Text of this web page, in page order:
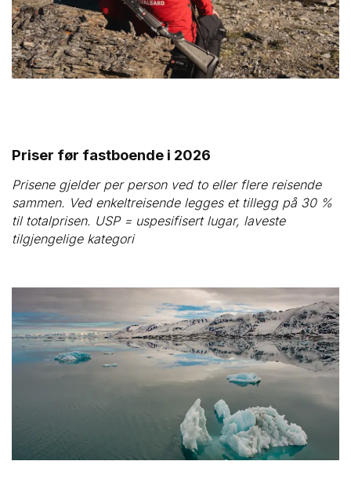
Priser før fastboende i 2026
Prisene gjelder per person ved to eller flere reisende
sammen. Ved enkeltreisende legges et tillegg på 30 %
til totalprisen. USP = uspesifisert lugar, laveste
tilgjengelige kategori